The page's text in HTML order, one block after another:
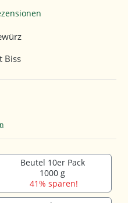
Biss
Beutel 10er Pack
1000 g
41% sparen!